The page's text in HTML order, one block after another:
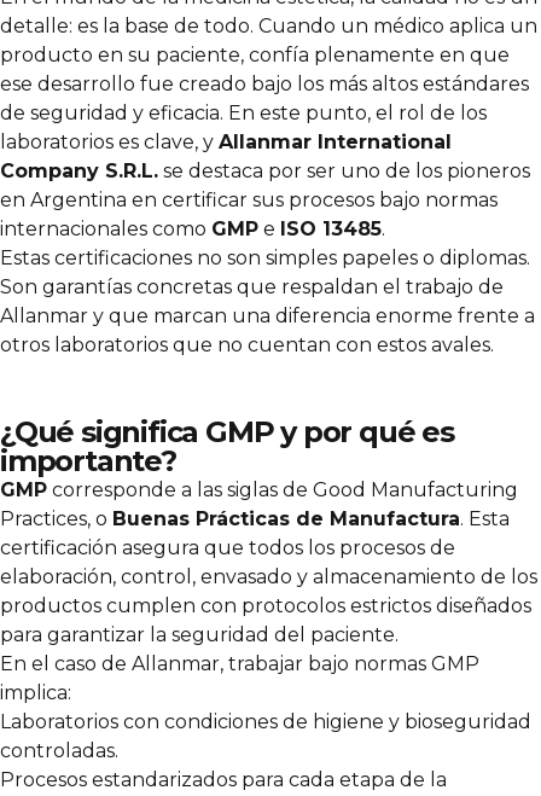
detalle: es la base de todo. Cuando un médico aplica un
producto en su paciente, confía plenamente en que
ese desarrollo fue creado bajo los más altos estándares
de seguridad y eficacia. En este punto, el rol de los
laboratorios es clave, y Allanmar International
Company S.R.L. se destaca por ser uno de los pioneros
en Argentina en certificar sus procesos bajo normas
internacionales como GMP e ISO 13485.
Estas certificaciones no son simples papeles o diplomas.
Son garantías concretas que respaldan el trabajo de
Allanmar y que marcan una diferencia enorme frente a
otros laboratorios que no cuentan con estos avales.
¿Qué significa GMP y por qué es
importante?
GMP corresponde a las siglas de Good Manufacturing
Practices, o Buenas Prácticas de Manufactura. Esta
certificación asegura que todos los procesos de
elaboración, control, envasado y almacenamiento de los
productos cumplen con protocolos estrictos diseñados
para garantizar la seguridad del paciente.
En el caso de Allanmar, trabajar bajo normas GMP
implica:
Laboratorios con condiciones de higiene y bioseguridad
controladas.
Procesos estandarizados para cada etapa de la